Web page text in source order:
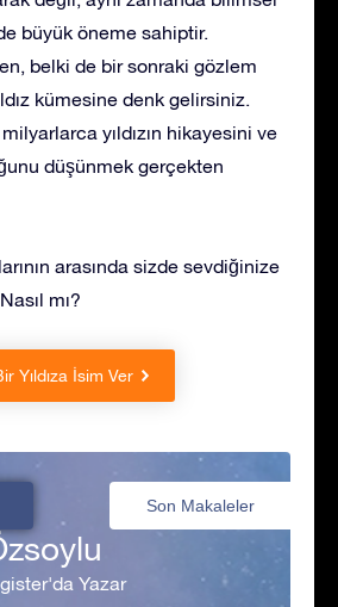
büyük öneme sahiptir.
belki de bir sonraki gözlem
kümesine denk gelirsiniz.
yıldızın hikayesini ve
düşünmek gerçekten
arasında sizde sevdiğinize
mı?
Yıldıza İsim Ver
Son Makaleler
Yazar